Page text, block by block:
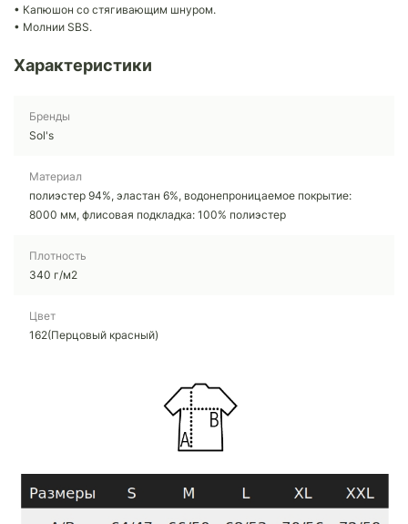
• Капюшон со стягивающим шнуром.
• Молнии SBS.
Характеристики
Бренды
Sol's
Материал
полиэстер 94%, эластан 6%, водонепроницаемое покрытие:
8000 мм, флисовая подкладка: 100% полиэстер
Плотность
340 г/м2
Цвет
162(Перцовый красный)